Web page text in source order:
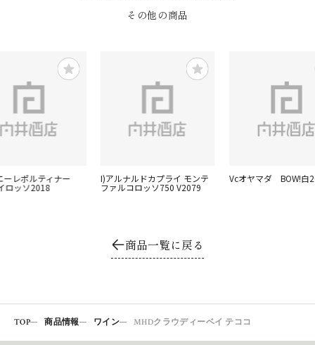
その他の商品
ーレポルティナー
ッソ2018
I)アルナルドカプライ モンテ
ファルコロッソ750 V2079
Vcオヤマダ BOW!白
商品一覧に戻る
TOP 商品情報 ワイン MHDクラウディーベイ テココ